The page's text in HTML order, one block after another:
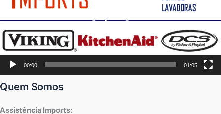
00:00 01:05
Quem Somos
Assistência Imports: